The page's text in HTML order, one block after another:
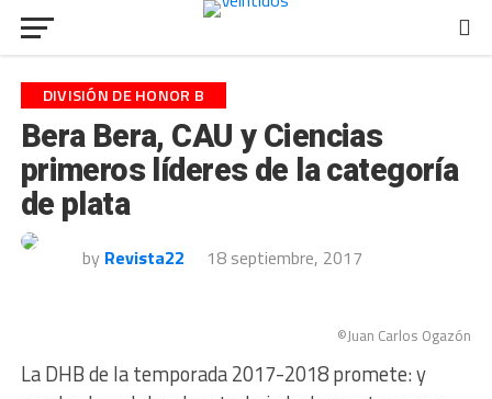
DIVISIÓN DE HONOR B
Bera Bera, CAU y Ciencias
primeros líderes de la categoría
de plata
by Revista22 18 septiembre, 2017
©Juan Carlos Ogazón
La DHB de la temporada 2017-2018 promete: y